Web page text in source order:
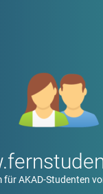
für AKAD-Studenten